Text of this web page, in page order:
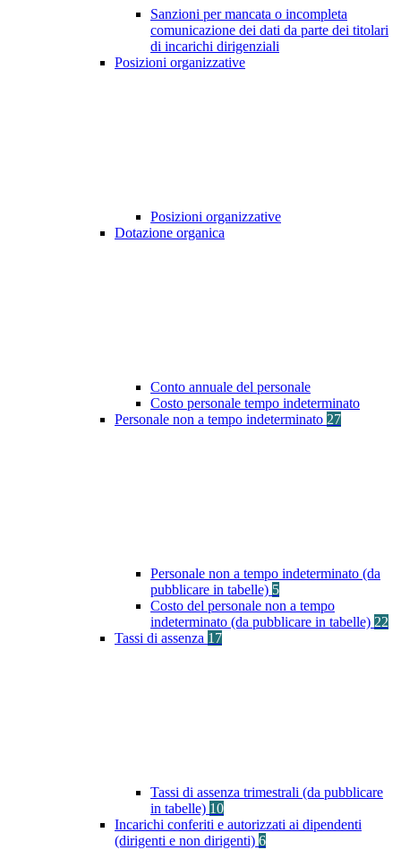
Sanzioni per mancata o incompleta
comunicazione dei dati da parte dei titolari
di incarichi dirigenziali
Posizioni organizzative
Posizioni organizzative
Dotazione organica
Conto annuale del personale
Costo personale tempo indeterminato
Personale non a tempo indeterminato 27
Personale non a tempo indeterminato (da
pubblicare in tabelle) 5
Costo del personale non a tempo
indeterminato (da pubblicare in tabelle) 22
Tassi di assenza 17
Tassi di assenza trimestrali (da pubblicare
in tabelle) 10
Incarichi conferiti e autorizzati ai dipendenti
(dirigenti e non dirigenti) 6